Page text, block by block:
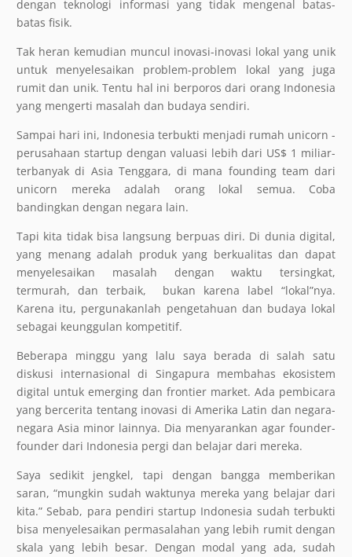
dengan teknologi informasi yang tidak mengenal batas-
batas fisik.
Tak heran kemudian muncul inovasi-inovasi lokal yang unik
untuk menyelesaikan problem-problem lokal yang juga
rumit dan unik. Tentu hal ini berporos dari orang Indonesia
yang mengerti masalah dan budaya sendiri.
Sampai hari ini, Indonesia terbukti menjadi rumah unicorn -
perusahaan startup dengan valuasi lebih dari US$ 1 miliar-
terbanyak di Asia Tenggara, di mana founding team dari
unicorn mereka adalah orang lokal semua. Coba
bandingkan dengan negara lain.
Tapi kita tidak bisa langsung berpuas diri. Di dunia digital,
yang menang adalah produk yang berkualitas dan dapat
menyelesaikan masalah dengan waktu tersingkat,
termurah, dan terbaik,
bukan karena label “lokal”nya.
Karena itu, pergunakanlah pengetahuan dan budaya lokal
sebagai keunggulan kompetitif.
Beberapa minggu yang lalu saya berada di salah satu
diskusi internasional di Singapura membahas ekosistem
digital untuk emerging dan frontier market. Ada pembicara
yang bercerita tentang inovasi di Amerika Latin dan negara-
negara Asia minor lainnya. Dia menyarankan agar founder-
founder dari Indonesia pergi dan belajar dari mereka.
Saya sedikit jengkel, tapi dengan bangga memberikan
saran, “mungkin sudah waktunya mereka yang belajar dari
kita.” Sebab, para pendiri startup Indonesia sudah terbukti
bisa menyelesaikan permasalahan yang lebih rumit dengan
skala yang lebih besar. Dengan modal yang ada, sudah